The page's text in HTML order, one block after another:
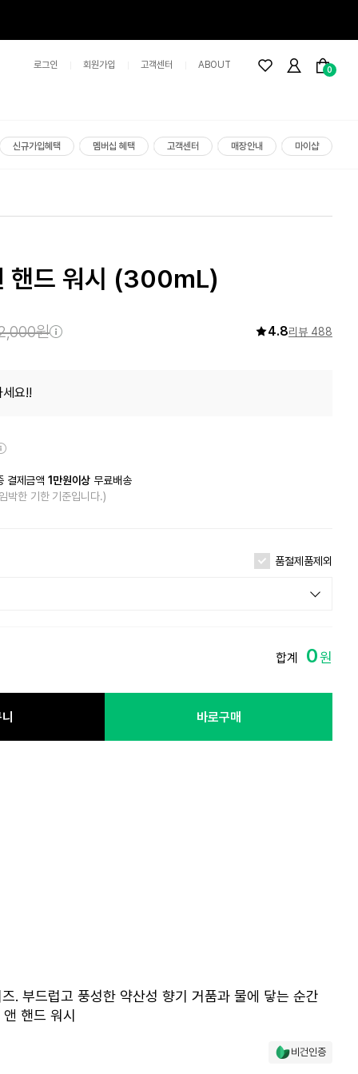
로그인 회원가입 고객센터 ABOUT 0
신규가입혜택 멤버십 혜택 고객센터 매장안내 마이샵
드 워시 (300mL)
원 4.8리뷰 488
요!!
결제금액 1만원이상 무료배송
박한 기한 기준입니다.)
품절제품제외
합계 0원
바로구매
. 부드럽고 풍성한 약산성 향기 거품과 물에 닿는 순간
핸드 워시
비건인증